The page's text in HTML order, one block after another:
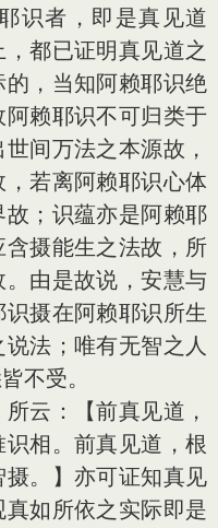
识者，即是真见道
都已证明真见道之
，当知阿赖耶识绝
赖耶识不可归类于
间万法之本源故，
若离阿赖耶识心体
；识蕴亦是阿赖耶
摄能生之法故，所
由是故说，安慧与
摄在阿赖耶识所生
法；唯有无智之人
不受。
云：【前真见道，
相。前真见道，根
。】亦可证知真见
如所依之实际即是